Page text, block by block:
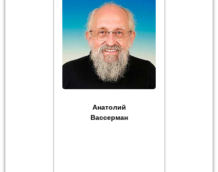
Анатолий
Вассерман